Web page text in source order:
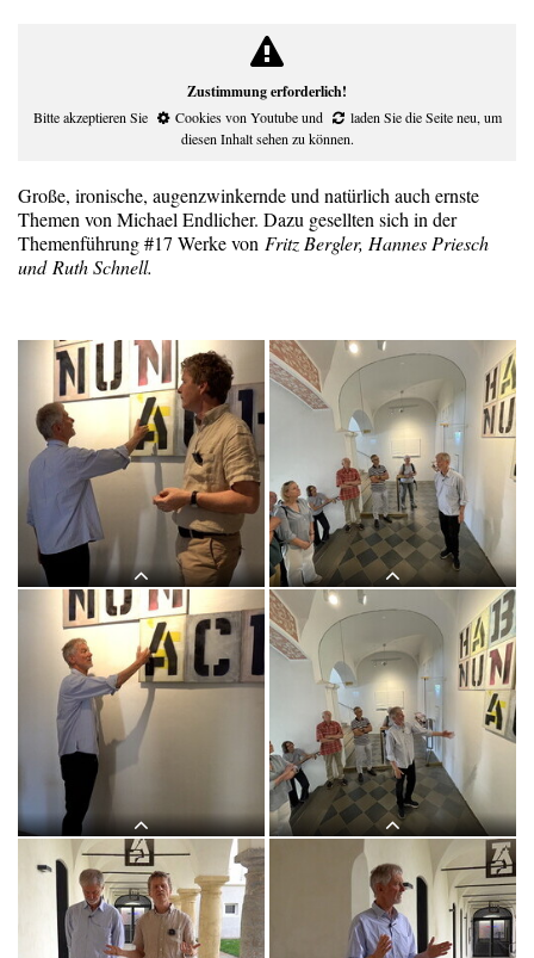
Zustimmung erforderlich!
Bitte akzeptieren Sie Cookies von Youtubeund laden Sie die Seite neu, um
diesen Inhalt sehen zu können.
Große, ironische, augenzwinkernde und natürlich auch ernste
Themen von Michael Endlicher. Dazu gesellten sich in der
Themenführung #17 Werke von Fritz Bergler, Hannes Priesch
und Ruth Schnell.
Themenführung #17 "Bild und Wort" in
der Ausstellung: "Gott hat kein
Museum" mit Kurator Johannes
Rauchenberger, 30.Mai 2026, special
guest: Michael Endlicher
Themenführung #17 "Bild und Wort" in
der Ausstellung: "Gott hat kein
Museum" mit Kurator Johannes
Rauchenberger, 30.Mai 2026, special
guest: Michael Endlicher